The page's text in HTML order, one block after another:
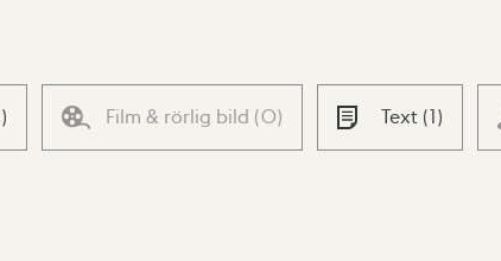
) Film & rörlig bild (0) Text (1)